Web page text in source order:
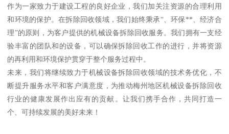
作为一家致力于建设工程的良好企业，我们加关注资源的合理利用
和环境的保护。在拆除回收领域，我们始终秉承“、环保**、经济合
理”的原则，为客户提供的机械设备拆除回收服务。我们拥有一支经
验丰富的团队和的设备，可以确保拆除回收工作的进行，并将资源
的再利用和环境保护贯穿于整个服务过程中。
未来，我们将继续致力于机械设备拆除回收领域的技术务优化，不
断提升服务水平和客户满意度，为推动梅州地区机械设备拆除回收
行业的健康发展作出应有的贡献。让我们携手合作，共同打造一
个、可持续发展的美好未来！